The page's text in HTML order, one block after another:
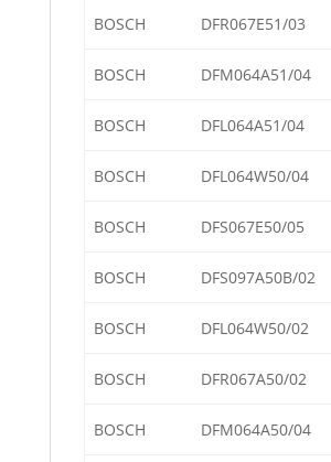
BOSCH DFR067E51/03
BOSCH DFM064A51/04
BOSCH DFL064A51/04
BOSCH DFL064W50/04
BOSCH DFS067E50/05
BOSCH DFS097A50B/02
BOSCH DFL064W50/02
BOSCH DFR067A50/02
BOSCH DFM064A50/04